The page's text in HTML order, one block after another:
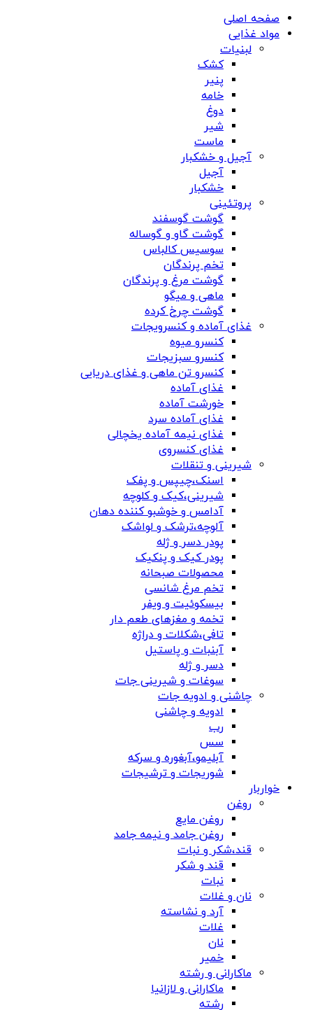
صفحه اصلی
مواد غذایی
لبنیات
کشک
پنیر
خامه
دوغ
شیر
ماست
آجیل و خشکبار
آجیل
خشکبار
پروتئینی
گوشت گوسفند
گوشت گاو و گوساله
سوسیس کالباس
تخم پرندگان
گوشت مرغ و پرندگان
ماهی و میگو
گوشت چرخ کرده
غذای آماده و کنسرویجات
کنسرو میوه
کنسرو سبزیجات
کنسرو تن ماهی و غذای دریایی
غذای آماده
خورشت آماده
غذای آماده سرد
غذای نیمه آماده یخچالی
غذای کنسروی
شیرینی و تنقلات
اسنک،چیپس و پفک
شیرینی،کیک و کلوچه
آدامس و خوشبو کننده دهان
آلوچه،ترشک و لواشک
پودر دسر و ژله
پودر کیک و پنکیک
محصولات صبحانه
تخم مرغ شانسی
بیسکوئیت و ویفر
تخمه و مغزهای طعم دار
تافی،شکلات و دراژه
آبنبات و پاستیل
دسر و ژله
سوغات و شیرینی جات
چاشنی و ادویه جات
ادویه و چاشنی
رب
سس
آبلیمو،آبغوره و سرکه
شوریجات و ترشیجات
خواربار
روغن
روغن مایع
روغن جامد و نیمه جامد
قند،شکر و نبات
قند و شکر
نبات
نان و غلات
آرد و نشاسته
غلات
نان
خمیر
ماکارانی و رشته
ماکارانی و لازانیا
رشته